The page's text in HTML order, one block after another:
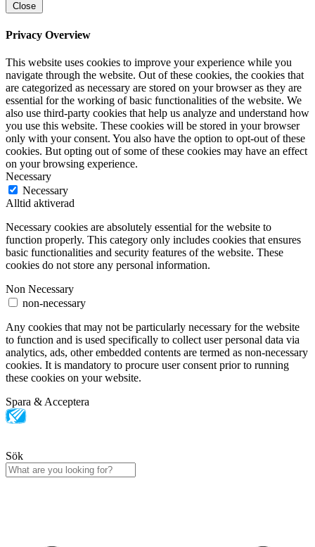
Close
Privacy Overview
This website uses cookies to improve your experience while you
navigate through the website. Out of these cookies, the cookies that
are categorized as necessary are stored on your browser as they are
essential for the working of basic functionalities of the website. We
also use third-party cookies that help us analyze and understand how
you use this website. These cookies will be stored in your browser
only with your consent. You also have the option to opt-out of these
cookies. But opting out of some of these cookies may have an effect
on your browsing experience.
Necessary
Necessary
Alltid aktiverad
Necessary cookies are absolutely essential for the website to
function properly. This category only includes cookies that ensures
basic functionalities and security features of the website. These
cookies do not store any personal information.
Non Necessary
non-necessary
Any cookies that may not be particularly necessary for the website
to function and is used specifically to collect user personal data via
analytics, ads, other embedded contents are termed as non-necessary
cookies. It is mandatory to procure user consent prior to running
these cookies on your website.
Spara & Acceptera
Sök